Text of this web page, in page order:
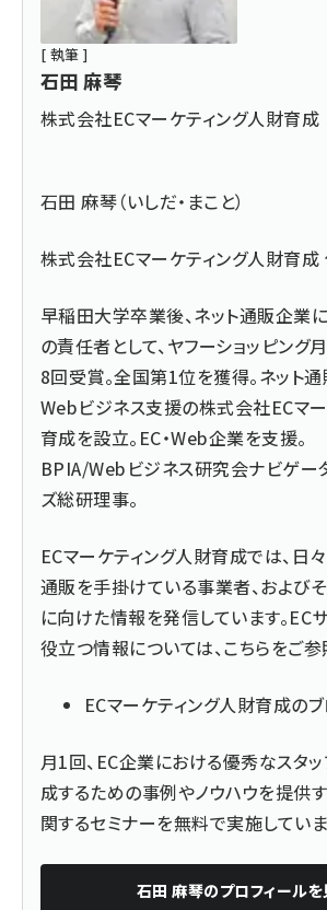
[ 執筆 ]
石田 麻琴
株式会社ECマーケティング人財育成
石田 麻琴（いしだ・まこと）
株式会社ECマーケティング人財育成
早稲田大学卒業後、ネット通販企業
の責任者として、ヤフーショッピング
8回受賞。全国第1位を獲得。ネット
Webビジネス支援の株式会社ECマ
育成を設立。EC・Web企業を支援。
BPIA/Webビジネス研究会ナビゲー
ズ総研理事。
ECマーケティング人財育成では、日々
通販を手掛けている事業者、および
に向けた情報を発信しています。EC
役立つ情報については、こちらをご参
ECマーケティング人財育成の
月1回、EC企業における優秀なスタ
成するための事例やノウハウを提供
関するセミナーを無料で実施していま
石田 麻琴のプロフィール